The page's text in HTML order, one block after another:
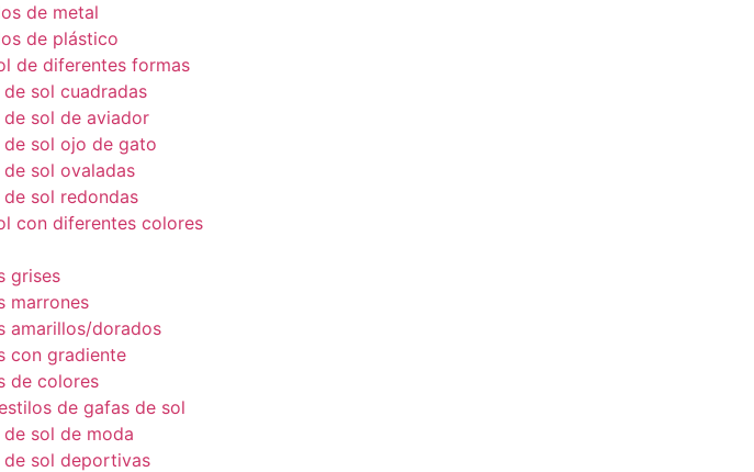
de metal
de plástico
de diferentes formas
de sol cuadradas
de sol de aviador
de sol ojo de gato
de sol ovaladas
de sol redondas
con diferentes colores
grises
marrones
amarillos/dorados
con gradiente
de colores
de gafas de sol
de sol de moda
de sol deportivas